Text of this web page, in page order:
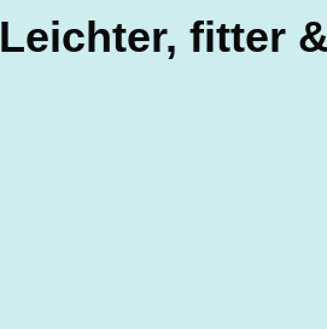
Leichter, fitter